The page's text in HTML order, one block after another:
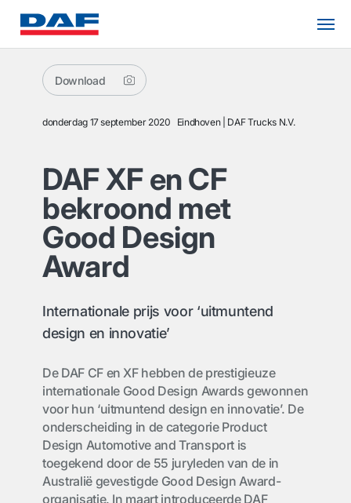
Download
donderdag 17 september 2020 Eindhoven DAF Trucks N.V.
DAF XF en CF
bekroond met
Good Design
Award
Internationale prijs voor ‘uitmuntend
design en innovatie’
De DAF CF en XF hebben de prestigieuze
internationale Good Design Awards gewonnen
voor hun ‘uitmuntend design en innovatie’. De
onderscheiding in de categorie Product
Design Automotive and Transport is
toegekend door de 55 juryleden van de in
Australië gevestigde Good Design Award-
organisatie. In maart introduceerde DAF